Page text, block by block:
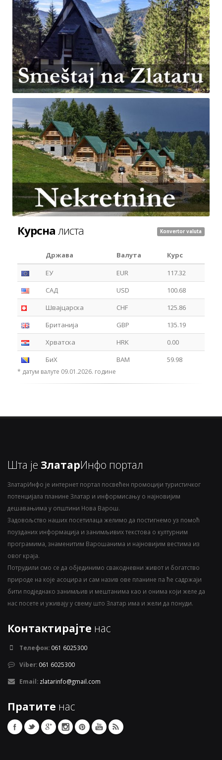
Курсна листа Konvertor valuta
Држава Валута
Курс
ЕУ
EUR
117.32
САД
USD
100.68
Швајцарска
CHF
125.86
Британија
GBP
135.19
Хрватска
HRK
0.00
БиХ
BAM 59.98
* датум валуте 09.01.2026. године
Шта је ЗлатарИнфо портал
ЗлатарИнфо је интернет портал посвећен промоцији туристичког
потенцијала планине Златар и информисању о најновијим
дешавањима у општини Нова Варош.
Задовољство наших посетилаца желимо да постигнемо уз помоћ
поузданих информација и занимљивих текстова о културним
програмима, знаменитим Варошанима и најновијим вестима из
овог краја.
Потрудили смо се да објединимо свакодневни живот и богатство
природе на које асоцира и сам назив ове планине па ће садржаји
бити подједнако занимљив и мештанима као и онима који желе да
нас посете и уживају у свему што Златар има и жели да понуди.
Контактирајте нас
Телефон: 061 6025300
Viber: 061 6025300
Email: zlatarinfo@gmail.com
Пратите нас